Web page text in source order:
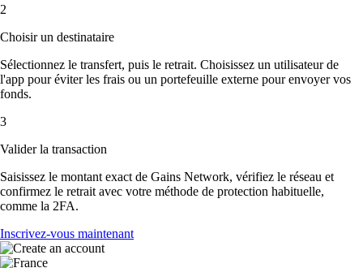
2
Choisir un destinataire
Sélectionnez le transfert, puis le retrait. Choisissez un utilisateur de
l'app pour éviter les frais ou un portefeuille externe pour envoyer vos
fonds.
3
Valider la transaction
Saisissez le montant exact de Gains Network, vérifiez le réseau et
confirmez le retrait avec votre méthode de protection habituelle,
comme la 2FA.
Inscrivez-vous maintenant